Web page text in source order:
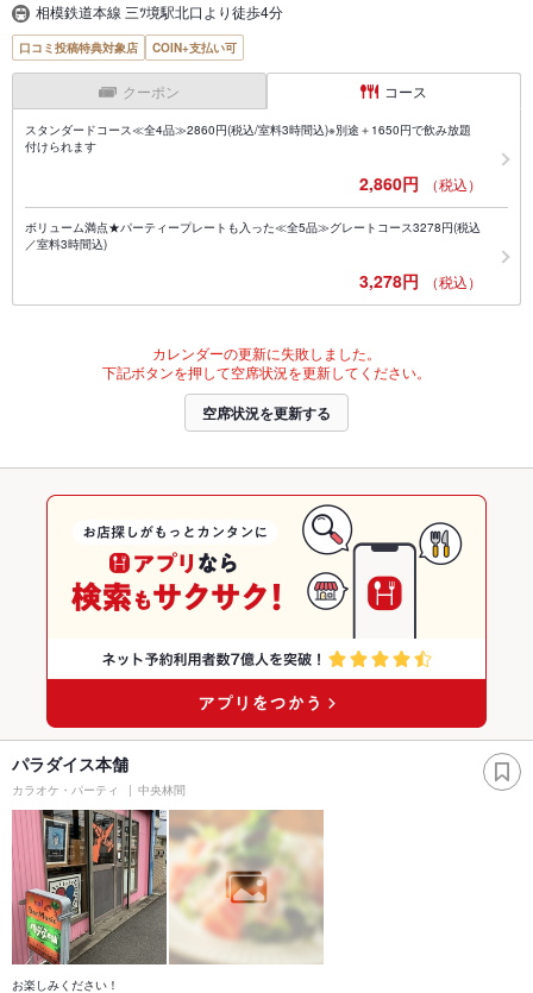
相模鉄道本線 三ﾂ境駅北口より徒歩4分
口コミ投稿特典対象店 COIN+支払い可
クーポン コース
スタンダードコース≪全4品≫2860円(税込/室料3時間込)※別途＋1650円で飲み放題
付けられます
2,860円 （税込）
ボリューム満点★パーティープレートも入った≪全5品≫グレートコース3278円(税込
／室料3時間込)
3,278円 （税込）
カレンダーの更新に失敗しました。
下記ボタンを押して空席状況を更新してください。
空席状況を更新する
パラダイス本舗
カラオケ・パーティ 中央林間
お楽しみください！